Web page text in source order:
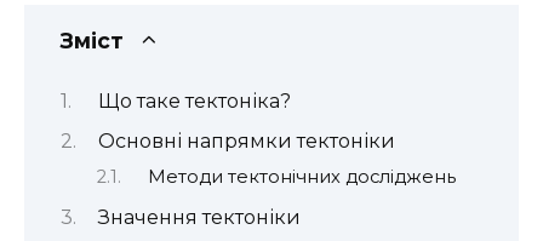
Зміст
Що таке тектоніка?
Основні напрямки тектоніки
Методи тектонічних досліджень
Значення тектоніки